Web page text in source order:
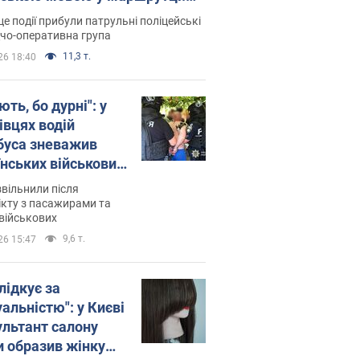
склала адмінпротокол.
події прибули патрульні поліцейські
оперативна група
18:40 11,3 т.
бо дурні": у
водій
зневажив
військових
Відео
після
з пасажирами та
15:47 9,6 т.
за
у Києві
салону
образив жінку